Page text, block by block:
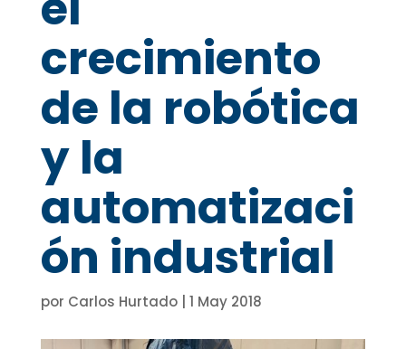
crecimiento
de la robótica
y la
automatizaci
ón industrial
por Carlos Hurtado| 1 May 2018